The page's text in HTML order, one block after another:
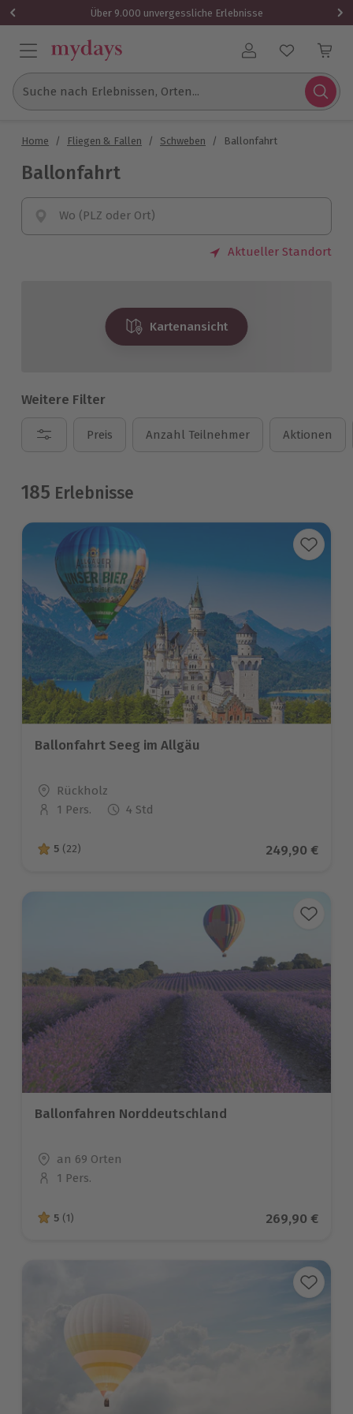
Über 9.000 unvergessliche Erlebnisse
Benutzerkonto
Suche nach Erlebnissen, Orten...
Home / Fliegen & Fallen / Schweben / Ballonfahrt
Ballonfahrt
Wo (PLZ oder Ort)
Aktueller Standort
Kartenansicht
Weitere Filter
Preis Anzahl Teilnehmer Aktionen
185 Erlebnisse
Ballonfahrt Seeg im Allgäu
Standort
Rückholz
Anzahl der Teilnehmer
1 Pers. 4 Std
5 von 5 Sternen basierend auf 22 Bewertungen
5 (22) Aktueller
249,90 €
Ballonfahren Norddeutschland
Standort
an 69 Orten
Anzahl der Teilnehmer
1 Pers.
5 von 5 Sternen basierend auf 1 Bewertungen
5 (1) Aktueller
269,90 €